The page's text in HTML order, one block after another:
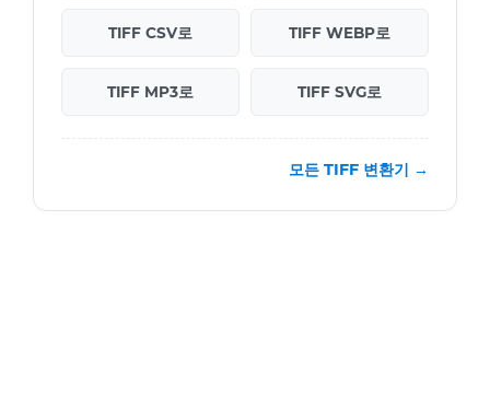
TIFF CSV로 TIFF WEBP로
TIFF MP3로 TIFF SVG로
모든 TIFF 변환기 →